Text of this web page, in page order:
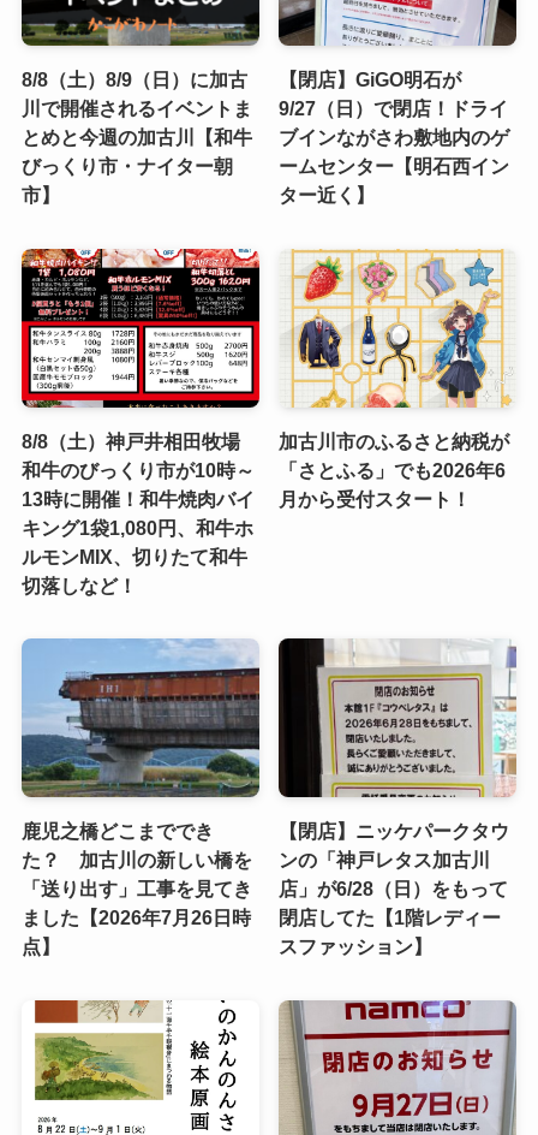
8/8（土）8/9（日）に加古
川で開催されるイベントま
とめと今週の加古川【和牛
びっくり市・ナイター朝
市】
【閉店】GiGO明石が
9/27（日）で閉店！ドライ
ブインながさわ敷地内のゲ
ームセンター【明石西イン
ター近く】
8/8（土）神戸井相田牧場
和牛のびっくり市が10時～
13時に開催！和牛焼肉バイ
キング1袋1,080円、和牛ホ
ルモンMIX、切りたて和牛
切落しなど！
加古川市のふるさと納税が
「さとふる」でも2026年6
月から受付スタート！
鹿児之橋どこまででき
た？ 加古川の新しい橋を
「送り出す」工事を見てき
ました【2026年7月26日時
点】
【閉店】ニッケパークタウ
ンの「神戸レタス加古川
店」が6/28（日）をもって
閉店してた【1階レディー
スファッション】